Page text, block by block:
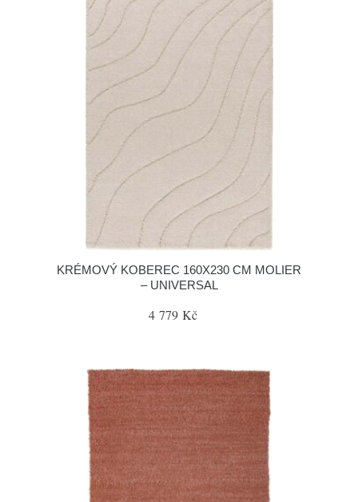
KRÉMOVÝ KOBEREC 160X230 CM MOLIER
– UNIVERSAL
4 779 Kč